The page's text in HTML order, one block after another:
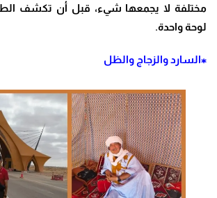
مختلفة لا يجمعها شيء، قبل أن تكشف
لوحة واحدة.
⁎السارد والزجاج والظل